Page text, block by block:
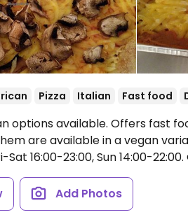
Pizza Italian Fast food
options available. Offers fast
are available in a vegan
Sat 16:00-23:00, Sun 14:00-22:00.
Add Photos